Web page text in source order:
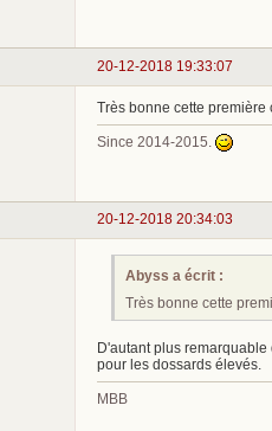
20-12-2018 19:33:07
Très bonne cette première
Since 2014-2015.
20-12-2018 20:34:03
Abyss a écrit :
Très bonne cette
D'autant plus
pour les dossards élevés.
MBB